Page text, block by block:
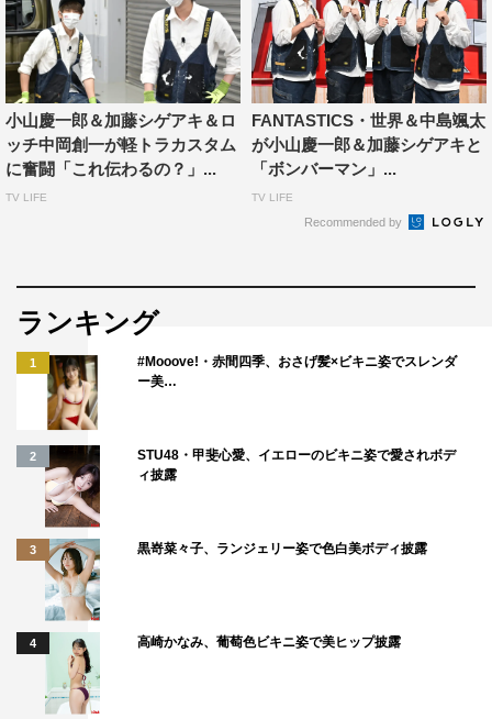
小山慶一郎＆加藤シゲアキ＆ロ
ッチ中岡創一が軽トラカスタム
に奮闘「これ伝わるの？」...
TV LIFE
FANTASTICS・世界＆中島颯太
が小山慶一郎＆加藤シゲアキと
「ボンバーマン」...
TV LIFE
Recommended by
ランキング
1
#Mooove!・赤間四季、おさげ髪×ビキニ姿でスレンダ
ー美…
2
STU48・甲斐心愛、イエローのビキニ姿で愛されボデ
ィ披露
3 黒嵜菜々子、ランジェリー姿で色白美ボディ披露
4 高崎かなみ、葡萄色ビキニ姿で美ヒップ披露